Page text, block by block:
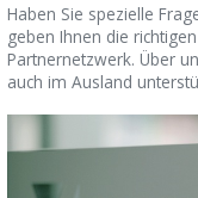
Haben Sie spezielle
geben Ihnen die
Partnernetzwerk. Über
auch im Ausland